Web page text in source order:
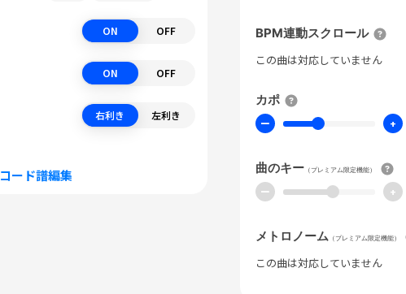
ON OFF
ON OFF
右利き 左利き
コード譜編集
BPM連動スクロール
この曲は対応していません
カポ
ー +
曲のキー （プレミアム限定機能）
ー +
メトロノーム （プレミアム限定機能）
この曲は対応していません